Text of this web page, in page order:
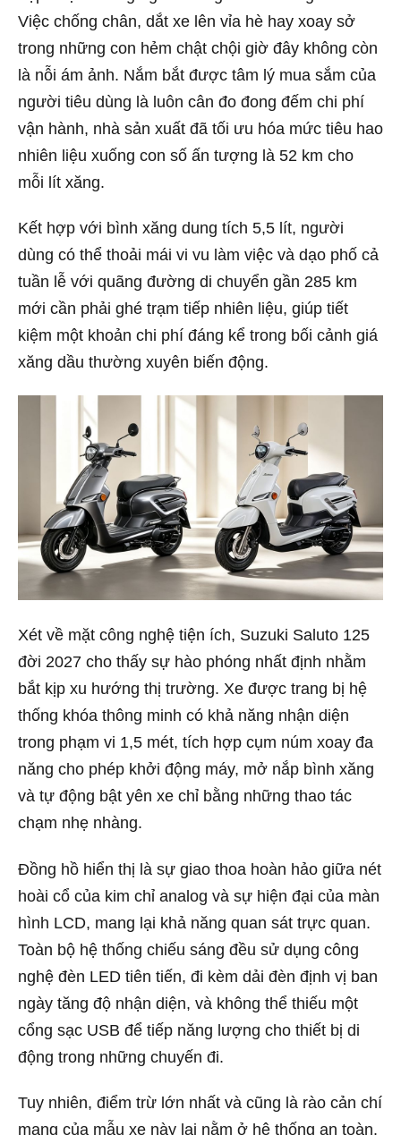
Việc chống chân, dắt xe lên vỉa hè hay xoay sở
trong những con hẻm chật chội giờ đây không còn
là nỗi ám ảnh. Nắm bắt được tâm lý mua sắm của
người tiêu dùng là luôn cân đo đong đếm chi phí
vận hành, nhà sản xuất đã tối ưu hóa mức tiêu hao
nhiên liệu xuống con số ấn tượng là 52 km cho
mỗi lít xăng.
Kết hợp với bình xăng dung tích 5,5 lít, người
dùng có thể thoải mái vi vu làm việc và dạo phố cả
tuần lễ với quãng đường di chuyển gần 285 km
mới cần phải ghé trạm tiếp nhiên liệu, giúp tiết
kiệm một khoản chi phí đáng kể trong bối cảnh giá
xăng dầu thường xuyên biến động.
Xét về mặt công nghệ tiện ích, Suzuki Saluto 125
đời 2027 cho thấy sự hào phóng nhất định nhằm
bắt kịp xu hướng thị trường. Xe được trang bị hệ
thống khóa thông minh có khả năng nhận diện
trong phạm vi 1,5 mét, tích hợp cụm núm xoay đa
năng cho phép khởi động máy, mở nắp bình xăng
và tự động bật yên xe chỉ bằng những thao tác
chạm nhẹ nhàng.
Đồng hồ hiển thị là sự giao thoa hoàn hảo giữa nét
hoài cổ của kim chỉ analog và sự hiện đại của màn
hình LCD, mang lại khả năng quan sát trực quan.
Toàn bộ hệ thống chiếu sáng đều sử dụng công
nghệ đèn LED tiên tiến, đi kèm dải đèn định vị ban
ngày tăng độ nhận diện, và không thể thiếu một
cổng sạc USB để tiếp năng lượng cho thiết bị di
động trong những chuyến đi.
Tuy nhiên, điểm trừ lớn nhất và cũng là rào cản chí
mạng của mẫu xe này lại nằm ở hệ thống an toàn.